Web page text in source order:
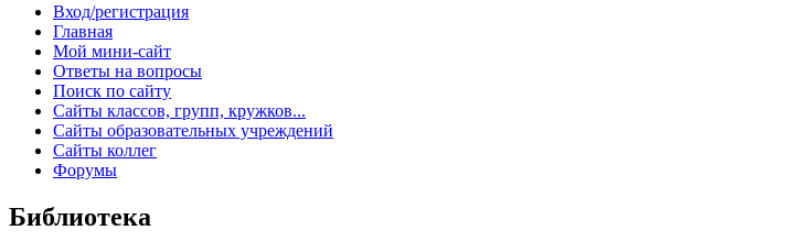
Вход/регистрация
Главная
Мой мини-сайт
Ответы на вопросы
Поиск по сайту
Сайты классов, групп, кружков...
Сайты образовательных учреждений
Сайты коллег
Форумы
Библиотека